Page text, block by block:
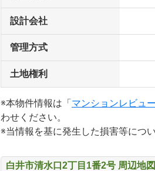
設計会社
管理方式
土地権利
※本物件情報は「 マンションレビュー
わせください。
※当情報を基に発生した損害等につ
白井市清水口2丁目1番2号 周辺地